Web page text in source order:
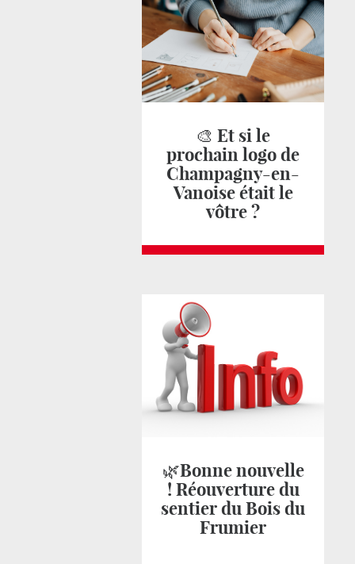
🎨 Et si le
prochain logo de
Champagny-en-
Vanoise était le
vôtre ?
🌿Bonne nouvelle
! Réouverture du
sentier du Bois du
Frumier